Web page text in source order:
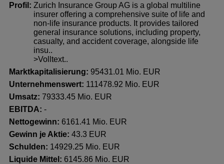
Profil: Zurich Insurance Group AG is a global multiline
insurer offering a comprehensive suite of life and
non-life insurance products. It provides tailored
general insurance solutions, including property,
casualty, and accident coverage, alongside life
insu..
>Volltext..
Marktkapitalisierung: 95431.01 Mio. EUR
Unternehmenswert: 111478.92 Mio. EUR
Umsatz: 79333.45 Mio. EUR
EBITDA: -
Nettogewinn: 6161.41 Mio. EUR
Gewinn je Aktie: 43.3 EUR
Schulden: 14929.25 Mio. EUR
Liquide Mittel: 6145.86 Mio. EUR